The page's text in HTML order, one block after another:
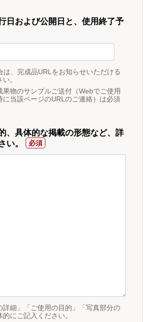
日および公開日と、使用終了予
は、完成品URLをお知らせいただける
。
物のサンプルご送付（Webでご使用
に当該ページのURLのご連絡）は必須
、具体的な掲載の形態など、詳
い。
細」「ご使用の目的」「写真部分の
にご記入ください。